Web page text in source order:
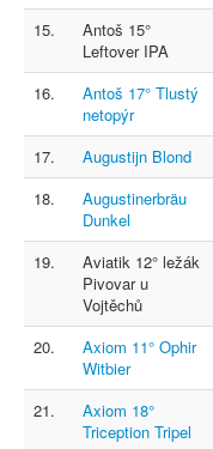
15.
Antoš 15°
Leftover IPA
16.
Antoš 17° Tlustý
netopýr
17.
Augustijn Blond
18.
Augustinerbräu
Dunkel
19.
Aviatik 12° ležák
Pivovar u
Vojtěchů
20.
Axiom 11° Ophir
Witbier
21.
Axiom 18°
Triception Tripel